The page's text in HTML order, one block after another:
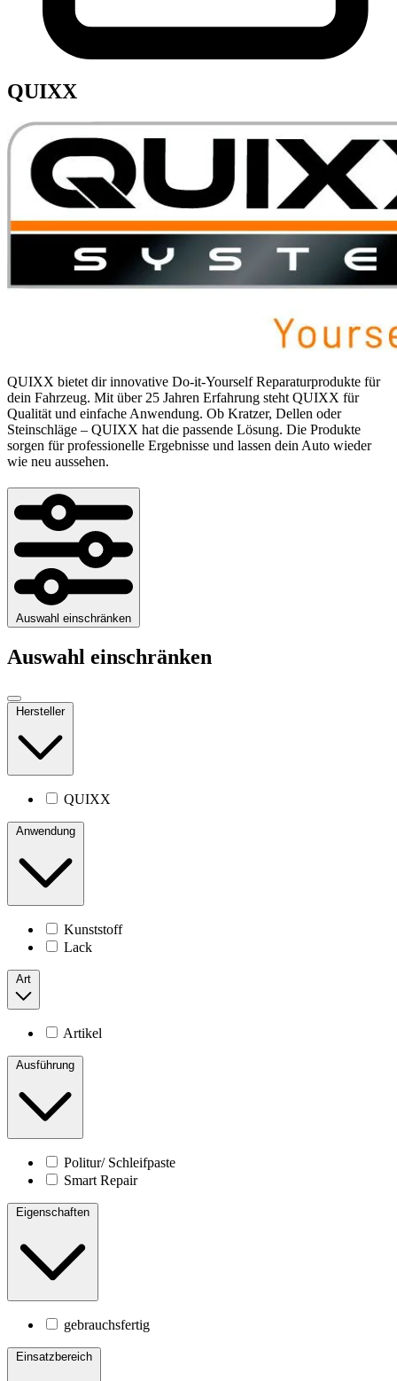
QUIXX
QUIXX bietet dir innovative Do-it-Yourself Reparaturprodukte für
dein Fahrzeug. Mit über 25 Jahren Erfahrung steht QUIXX für
Qualität und einfache Anwendung. Ob Kratzer, Dellen oder
Steinschläge – QUIXX hat die passende Lösung. Die Produkte
sorgen für professionelle Ergebnisse und lassen dein Auto wieder
wie neu aussehen.
Auswahl einschränken
Auswahl einschränken
Hersteller
QUIXX
Anwendung
Kunststoff
Lack
Art
Artikel
Ausführung
Politur/ Schleifpaste
Smart Repair
Eigenschaften
gebrauchsfertig
Einsatzbereich